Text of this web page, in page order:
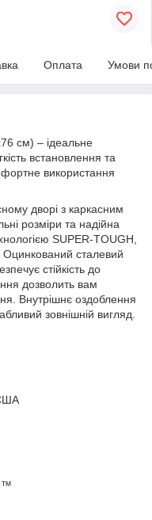
Оплата Умови
см) – ідеальне
встановлення та
використання
дворі з каркасним
розміри та надійна
SUPER-TOUGH,
Оцинкований сталевий
стійкість до
дозволить вам
Внутрішнє оздоблення
зовнішній вигляд.